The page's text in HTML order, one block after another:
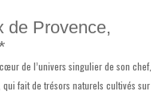
de Provence,
de l’univers singulier de son chef,
, qui fait de trésors naturels cultivés sur